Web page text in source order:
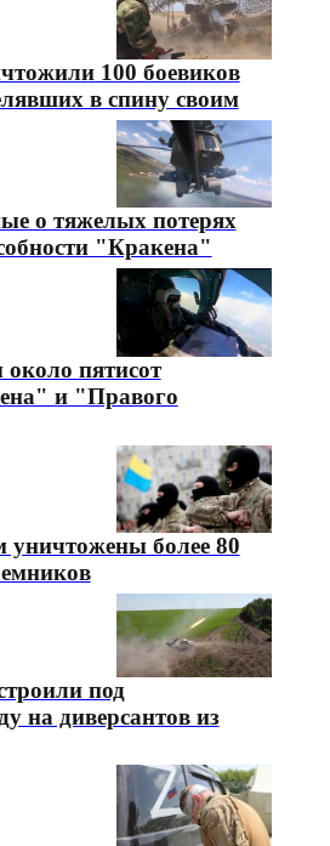
100 боевиков
в спину своим
о тяжелых потерях
"Кракена"
пятисот
и "Правого
более 80
под
на диверсантов из